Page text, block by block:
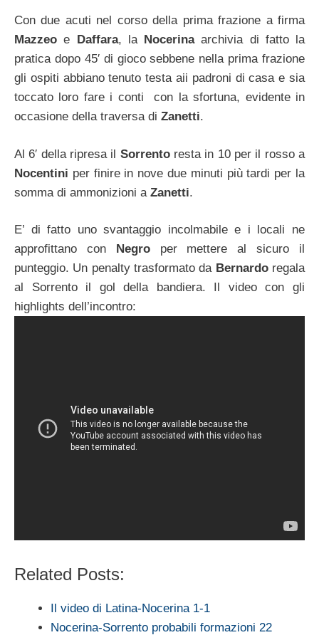
Con due acuti nel corso della prima frazione a firma
Mazzeo e Daffara, la Nocerinaarchivia di fatto la
pratica dopo 45′ di gioco sebbene nella prima frazione
gli ospiti abbiano tenuto testa aii padroni di casa e sia
toccato loro fare i conti con la sfortuna, evidente in
occasione della traversa di Zanetti.
Al 6′ della ripresa il Sorrentoresta in 10 per il rosso a
Nocentini per finire in nove due minuti più tardi per la
somma di ammonizioni a Zanetti.
E’ di fatto uno svantaggio incolmabile e i locali ne
approfittano con
Negroper mettere al sicuro il
punteggio. Un penalty trasformato da Bernardoregala
al Sorrento il gol della bandiera. Il video con gli
highlights dell’incontro:
Related Posts:
Il video di Latina-Nocerina 1-1
Nocerina-Sorrento probabili formazioni 22